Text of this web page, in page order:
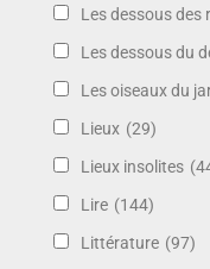
Les dessous des
Les dessous du
Les oiseaux du
Lieux (29)
Lieux insolites
Lire (144)
Littérature (97)